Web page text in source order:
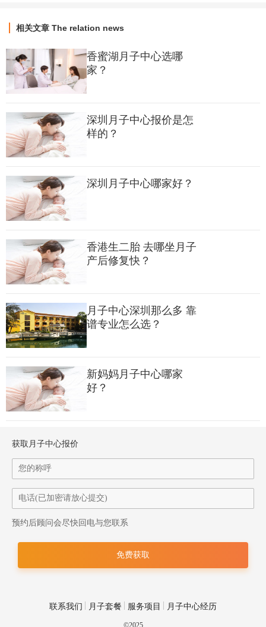
房，中式专家，产后修复团队
妈妈护理团队，私人管家团，特级安保团队
会所环境
欧式与中国传统风格相结合的别墅庭院，水榭亭台之外，爱
帝宫有30亩园林环境，十年以上的树木有五十余棵，郁郁葱葱的
树林，草木葱茏鸟语花香；
微波凌凌的湖面，自由自在的小鱼，让整个园区安静，也让
人内心平静。每天清晨和午后在湖边散散步，尽情地享受大自然
套房里布置温馨，家居物品一应俱全，让入住的妈妈和宝宝
感到如家般的温暖。妈妈可以抱着宝宝坐在略带文艺范儿的窗台
月子饮食
月子餐月子餐形成的流程：入宫>中式体质检测>高级营养师
一对一定制营养月子餐>五星级现化化厨房>选用绿色、无公害食
补充说明补充说明：中式师坐镇宫中，自有中式调养服务体
相关文章 The relation news
香蜜湖月子中心选哪
家？
​深圳月子中心报价是怎
样的？
深圳月子中心哪家好？
香港生二胎 去哪坐月子
产后修复快？
月子中心深圳那么多 靠
谱专业怎么选？
新妈妈月子中心哪家
好？
获取月子中心报价
预约后顾问会尽快回电与您联系
联系我们 月子套餐 服务项目 月子中心经历
©2025